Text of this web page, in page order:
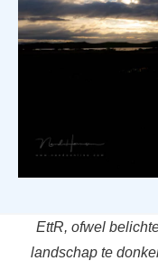
EttR, ofwel
landschap te